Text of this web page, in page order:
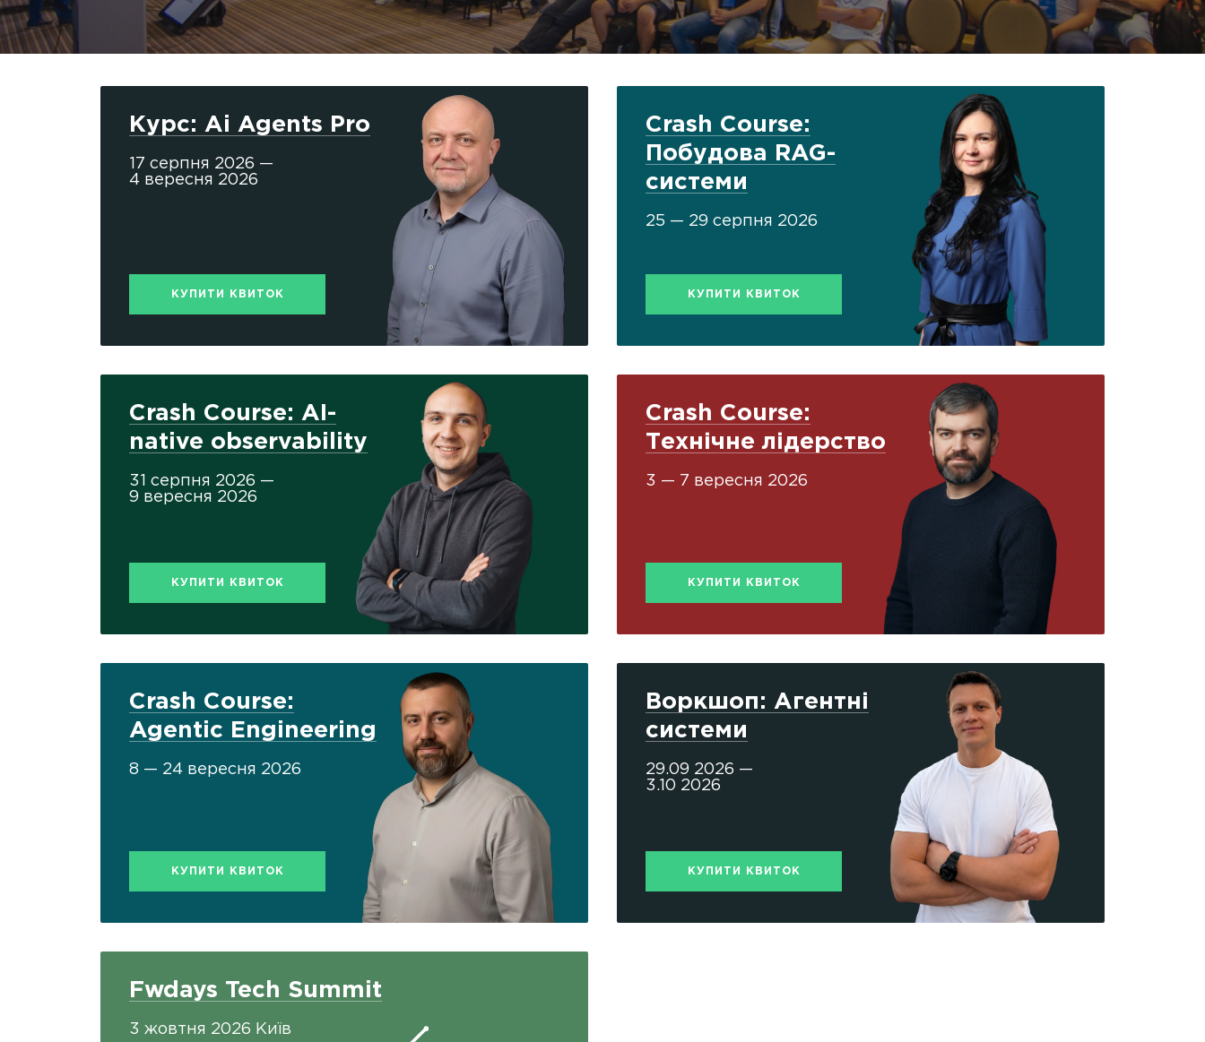
Курс: Ai Agents Pro
17 серпня 2026 —
4 вересня 2026
КУПИТИ КВИТОК
Crash Course:
Побудова RAG-
системи
25 — 29 серпня 2026
КУПИТИ КВИТОК
Crash Course: AI-
native observability
31 серпня 2026 —
9 вересня 2026
КУПИТИ КВИТОК
Crash Course:
Технічне лідерство
3 — 7 вересня 2026
КУПИТИ КВИТОК
Crash Course:
Agentic Engineering
8 — 24 вересня 2026
КУПИТИ КВИТОК
Воркшоп: Агентні
системи
29.09 2026 —
3.10 2026
КУПИТИ КВИТОК
Fwdays Tech Summit
3 жовтня 2026 Київ